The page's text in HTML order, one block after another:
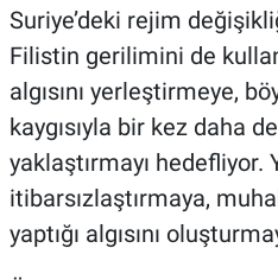
Suriye’deki rejim
Filistin gerilimini de
algısını yerleştirmeye,
kaygısıyla bir kez daha
yaklaştırmayı
itibarsızlaştırmaya,
yaptığı algısını